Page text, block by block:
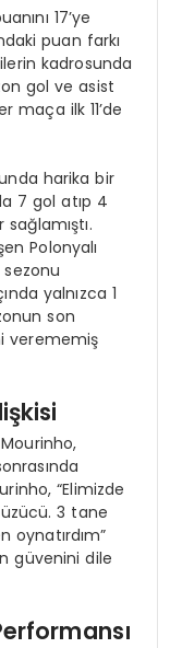
17’ye
puan farkı
kadrosunda
gol ve asist
maça ilk 11’de
harika bir
7 gol atıp 4
Polonyalı
yalnızca 1
son
verememiş
“Elimizde
3 tane
oynatırdım”
güvenini dile